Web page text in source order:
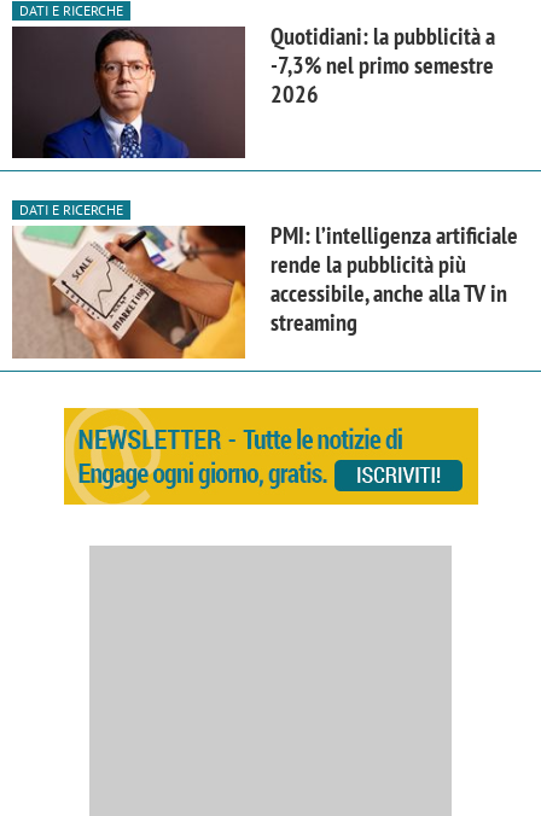
DATI E RICERCHE
Quotidiani: la pubblicità a
-7,3% nel primo semestre
2026
DATI E RICERCHE
PMI: l’intelligenza artificiale
rende la pubblicità più
accessibile, anche alla TV in
streaming